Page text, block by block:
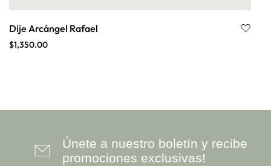
Dije Arcángel Rafael
$1,350.00
Únete a nuestro boletín y recibe
promociones exclusivas!